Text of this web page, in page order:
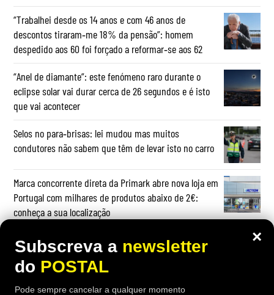
“Trabalhei desde os 14 anos e com 46 anos de
descontos tiraram‑me 18% da pensão”: homem
despedido aos 60 foi forçado a reformar‑se aos 62
“Anel de diamante”: este fenómeno raro durante o
eclipse solar vai durar cerca de 26 segundos e é isto
que vai acontecer
Selos no para‑brisas: lei mudou mas muitos
condutores não sabem que têm de levar isto no carro
Marca concorrente direta da Primark abre nova loja em
Portugal com milhares de produtos abaixo de 2€:
conheça a sua localização
OPINIÃO
×
Subscreva a newsletter
do POSTAL
Pode sempre cancelar a qualquer momento